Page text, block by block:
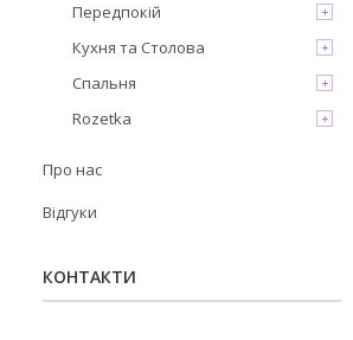
Передпокій
Кухня та Столова
Спальня
Rozetka
Про нас
Відгуки
КОНТАКТИ